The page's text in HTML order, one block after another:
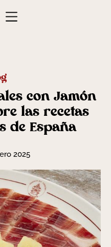
con Jamón
las recetas
de España
2025